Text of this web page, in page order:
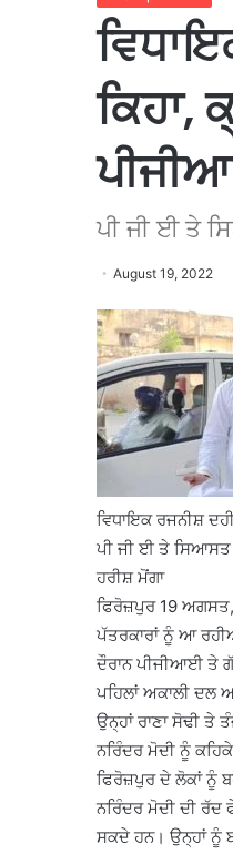
ਕਿਹਾ,
ਪੀ ਜੀ ਈ ਤੇ
August 19, 2022
ਵਿਧਾਇਕ ਰਜਨੀਸ਼
ਪੀ ਜੀ ਈ ਤੇ ਸਿਆਸਤ
ਹਰੀਸ਼ ਮੋਂਗਾ
ਫਿਰੋਜ਼ਪੁਰ 19
ਪੱਤਰਕਾਰਾਂ ਨੂੰ ਆ
ਦੌਰਾਨ ਪੀਜੀਆਈ ਤੇ
ਪਹਿਲਾਂ ਅਕਾਲੀ ਦਲ
ਉਨ੍ਹਾਂ ਰਾਣਾ ਸੋਢੀ ਤੇ
ਨਰਿੰਦਰ ਮੋਦੀ ਨੂੰ
ਫਿਰੋਜ਼ਪੁਰ ਦੇ ਲੋਕਾਂ ਨੂੰ
ਨਰਿੰਦਰ ਮੋਦੀ ਦੀ ਰੱਦ
ਸਕਦੇ ਹਨ। ਉਨ੍ਹਾਂ ਨੂੰ